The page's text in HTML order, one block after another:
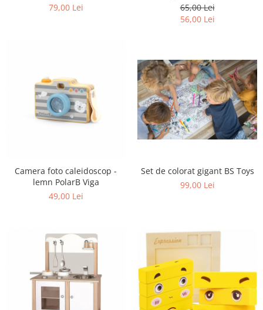
79,00 Lei
65,00 Lei
56,00 Lei
Camera foto caleidoscop -
lemn PolarB Viga
49,00 Lei
Set de colorat gigant BS Toys
99,00 Lei